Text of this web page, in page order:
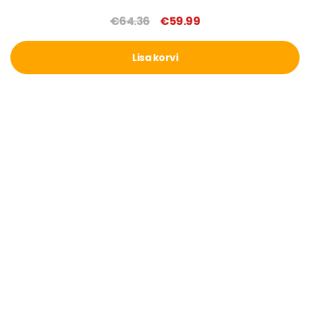
€64.36
Algne
hind
oli:
€64.36.
€59.99
hind
€59.99.
Lisa korvi